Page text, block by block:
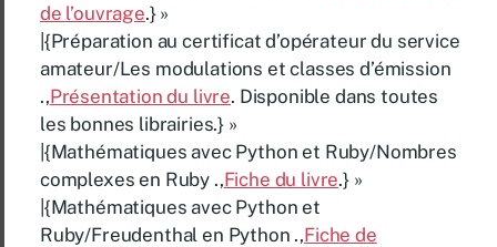
de l’ouvrage.} »
|{Préparation au certificat d’opérateur du service
amateur/Les modulations et classes d’émission
.,Présentation du livre. Disponible dans toutes
les bonnes librairies.} »
|{Mathématiques avec Python et Ruby/Nombres
complexes en Ruby .,Fiche du livre.} »
|{Mathématiques avec Python et
Ruby/Freudenthal en Python .,Fiche de